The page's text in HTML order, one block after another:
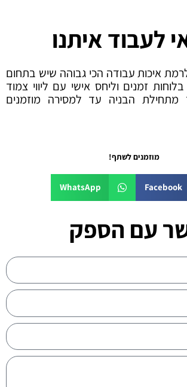
לעבוד איתנו
איכות עבודה הכי גבוהה שיש בתחום
זמנים וליחס אישי עם ליווי צמוד
הבניה עד למסירה מוזמנים
מוזמנים לשתף!
Facebook
WhatsApp
עם הספק